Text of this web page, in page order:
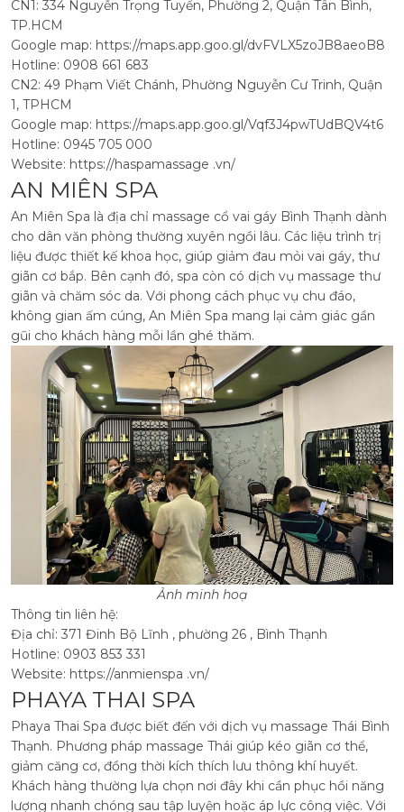
CN1: 334 Nguyễn Trọng Tuyển, Phường 2, Quận Tân Bình,
TP.HCM
Google map: https://maps.app.goo.gl/dvFVLX5zoJB8aeoB8
Hotline: 0908 661 683
CN2: 49 Phạm Viết Chánh, Phường Nguyễn Cư Trinh, Quận
1, TPHCM
Google map: https://maps.app.goo.gl/Vqf3J4pwTUdBQV4t6
Hotline: 0945 705 000
Website: https://haspamassage .vn/
AN MIÊN SPA
An Miên Spa là địa chỉ massage cổ vai gáy Bình Thạnh dành
cho dân văn phòng thường xuyên ngồi lâu. Các liệu trình trị
liệu được thiết kế khoa học, giúp giảm đau mỏi vai gáy, thư
giãn cơ bắp. Bên cạnh đó, spa còn có dịch vụ massage thư
giãn và chăm sóc da. Với phong cách phục vụ chu đáo,
không gian ấm cúng, An Miên Spa mang lại cảm giác gần
gũi cho khách hàng mỗi lần ghé thăm.
Ảnh minh hoạ
Thông tin liên hệ:
Địa chỉ: 371 Đinh Bộ Lĩnh , phường 26 , Bình Thạnh
Hotline: 0903 853 331
Website: https://anmienspa .vn/
PHAYA THAI SPA
Phaya Thai Spa được biết đến với dịch vụ massage Thái Bình
Thạnh. Phương pháp massage Thái giúp kéo giãn cơ thể,
giảm căng cơ, đồng thời kích thích lưu thông khí huyết.
Khách hàng thường lựa chọn nơi đây khi cần phục hồi năng
lượng nhanh chóng sau tập luyện hoặc áp lực công việc. Với